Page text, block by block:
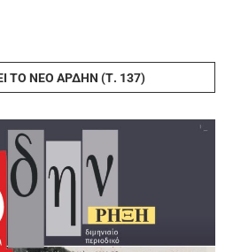
ΤΟ ΝΈΟ ΆΡΔΗΝ (Τ. 137)